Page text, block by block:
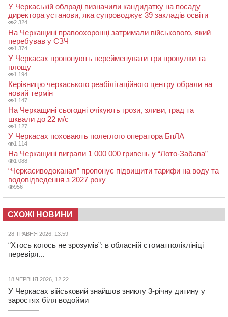
У Черкаській облраді визначили кандидатку на посаду
директора установи, яка супроводжує 39 закладів освіти
2 324
На Черкащині правоохоронці затримали військового, який
перебував у СЗЧ
1 374
У Черкасах пропонують перейменувати три провулки та
площу
1 194
Керівницю черкаського реабілітаційного центру обрали на
новий термін
1 147
На Черкащині сьогодні очікують грози, зливи, град та
шквали до 22 м/с
1 127
У Черкасах поховають полеглого оператора БпЛА
1 114
На Черкащині виграли 1 000 000 гривень у “Лото-Забава”
1 088
“Черкасиводоканал” пропонує підвищити тарифи на воду та
водовідведення з 2027 року
956
СХОЖІ НОВИНИ
28 ТРАВНЯ 2026, 13:59
“Хтось когось не зрозумів”: в обласній стоматполіклініці
перевіря...
18 ЧЕРВНЯ 2026, 12:22
У Черкасах військовий знайшов зниклу 3-річну дитину у
заростях біля водойми